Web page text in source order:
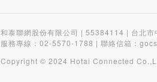
和泰聯網股份有限公司 | 55384114 | 台北
服務專線： 02-5570-1788 | 聯絡信箱：
Copyright © 2024 Hotai Connected